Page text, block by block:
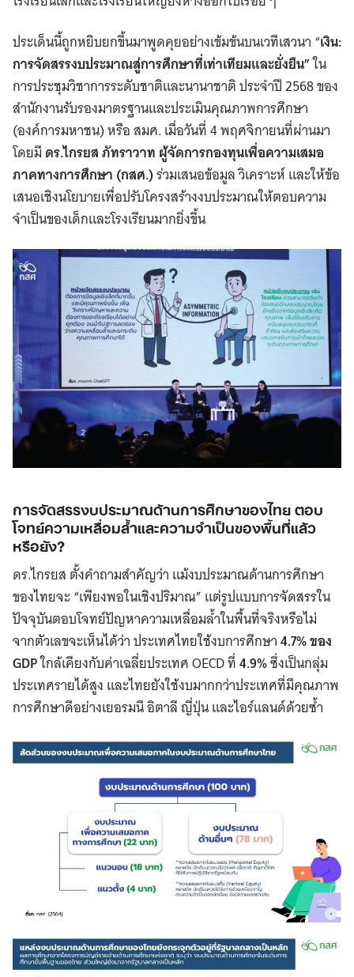
ประเด็นนี้ถูกหยิบยกขึ้นมาพูดคุยอย่างเข้มข้นบนเวทีเสวนา “เงิน:
การจัดสรรงบประมาณสู่การศึกษาที่เท่าเทียมและยั่งยืน”ใน
การประชุมวิชาการระดับชาติและนานาชาติ ประจำปี 2568 ของ
สำนักงานรับรองมาตรฐานและประเมินคุณภาพการศึกษา
(องค์การมหาชน) หรือ สมศ. เมื่อวันที่ 4 พฤศจิกายนที่ผ่านมา
โดยมี ดร.ไกรยส ภัทราวาท ผู้จัดการกองทุนเพื่อความเสมอ
ภาคทางการศึกษา (กสศ.)ร่วมเสนอข้อมูล วิเคราะห์ และให้ข้อ
เสนอเชิงนโยบายเพื่อปรับโครงสร้างงบประมาณให้ตอบความ
จำเป็นของเด็กและโรงเรียนมากยิ่งขึ้น
การจัดสรรงบประมาณด้านการศึกษาของไทย ตอบ
โจทย์ความเหลื่อมล้ำและความจำเป็นของพื้นที่แล้ว
หรือยัง?
ดร.ไกรยส ตั้งคำถามสำคัญว่า แม้งบประมาณด้านการศึกษา
ของไทยจะ “เพียงพอในเชิงปริมาณ” แต่รูปแบบการจัดสรรใน
ปัจจุบันตอบโจทย์ปัญหาความเหลื่อมล้ำในพื้นที่จริงหรือไม่
จากตัวเลขจะเห็นได้ว่า ประเทศไทยใช้งบการศึกษา4.7% ของ
GDPใกล้เคียงกับค่าเฉลี่ยประเทศ OECD ที่4.9%ซึ่งเป็นกลุ่ม
ประเทศรายได้สูง และไทยยังใช้งบมากกว่าประเทศที่มีคุณภาพ
การศึกษาดีอย่างเยอรมนี อิตาลี ญี่ปุ่น และไอร์แลนด์ด้วยซ้ำ